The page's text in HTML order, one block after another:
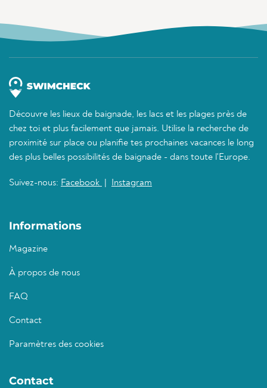
Découvre les lieux de baignade, les lacs et les plages près de
chez toi et plus facilement que jamais. Utilise la recherche de
proximité sur place ou planifie tes prochaines vacances le long
des plus belles possibilités de baignade - dans toute l'Europe.
Suivez-nous: Facebook Instagram
Informations
Magazine
À propos de nous
FAQ
Contact
Paramètres des cookies
Contact